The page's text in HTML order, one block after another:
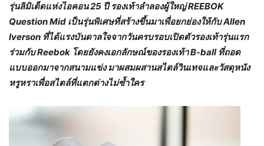
รุ่นลิมิเต็ดแห่งไอคอน25 ปี รองเท้าลำลองผู้ใหญ่ REEBOK
Question Mid เป็นรุ่นพิเศษที่สร้างขึ้นมาเพื่อยกย่องให้กับ Allen
Iverson ที่ได้แรงบันดาลใจจากวันครบรอบเปิดตัวรองเท้ารุ่นแรก
ร่วมกับ Reebok โดยยังคงเอกลักษณ์ของรองเท้า B-ball ที่ถอด
แบบออกมาจากสนามแข่ง มาผสมผสานสไตล์วินเทจและวัสดุหนัง
หรูหราเพื่อสไตล์ที่แตกต่างไม่ซ้ำใคร